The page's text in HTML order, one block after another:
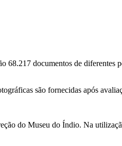
68.217 documentos de diferentes
são fornecidas após
do Museu do Índio. Na